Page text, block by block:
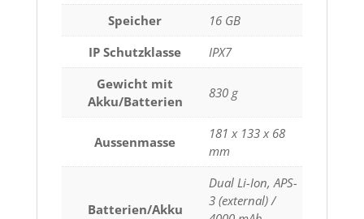
Speicher
16 GB
IP Schutzklasse
IPX7
Gewicht mit
Akku/Batterien
830 g
Aussenmasse
181 x 133 x 68
mm
Batterien/Akku
Dual Li-Ion, APS-
3 (external) /